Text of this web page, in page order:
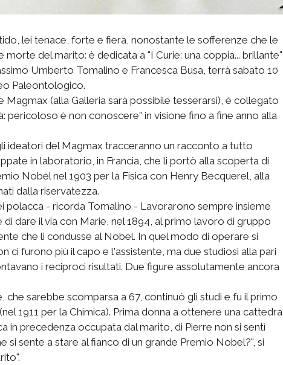
lei tenace, forte e fiera, nonostante le sofferenze che le
del marito: è dedicata a "I Curie: una coppia... brillante"
Umberto Tomalino e Francesca Busa, terrà sabato 10
Paleontologico.
(alla Galleria sarà possibile tesserarsi), è collegato
pericoloso è non conoscere" in visione fino a fine anno alla
ideatori del Magmax tracceranno un racconto a tutto
in laboratorio, in Francia, che li portò alla scoperta di
Nobel nel 1903 per la Fisica con Henry Becquerel, alla
dalla riservatezza.
polacca - ricorda Tomalino - Lavorarono sempre insieme
dare il via con Marie, nel 1894, al primo lavoro di gruppo
che li condusse al Nobel. In quel modo di operare si
ci furono più il capo e l'assistente, ma due studiosi alla pari
i reciproci risultati. Due figure assolutamente ancora
che sarebbe scomparsa a 67, continuò gli studi e fu il primo
1911 per la Chimica). Prima donna a ottenere una cattedra
in precedenza occupata dal marito, di Pierre non si sentì
si sente a stare al fianco di un grande Premio Nobel?", si